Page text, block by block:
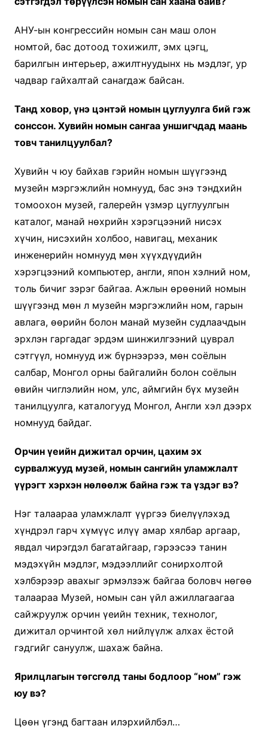
АНУ-ын конгрессийн номын сан маш олон
номтой, бас дотоод тохижилт, эмх цэгц,
барилгын интерьер, ажилтнуудынх нь мэдлэг, ур
чадвар гайхалтай санагдаж байсан.
Танд ховор, үнэ цэнтэй номын цуглуулга бий гэж
сонссон. Хувийн номын сангаа уншигчдад маань
товч танилцуулбал?
Хувийн ч юу байхав гэрийн номын шүүгээнд
музейн мэргэжлийн номнууд, бас энэ тэндхийн
томоохон музей, галерейн үзмэр цуглуулгын
каталог, манай нөхрийн хэрэгцээний нисэх
хүчин, нисэхийн холбоо, навигац, механик
инженерийн номнууд мөн хүүхдүүдийн
хэрэгцээний компьютер, англи, япон хэлний ном,
толь бичиг зэрэг байгаа. Ажлын өрөөний номын
шүүгээнд мөн л музейн мэргэжлийн ном, гарын
авлага, өөрийн болон манай музейн судлаачдын
эрхлэн гаргадаг эрдэм шинжилгээний цуврал
сэтгүүл, номнууд иж бүрнээрээ, мөн соёлын
салбар, Монгол орны байгалийн болон соёлын
өвийн чиглэлийн ном, улс, аймгийн бүх музейн
танилцуулга, каталогууд Монгол, Англи хэл дээрх
номнууд байдаг.
Орчин үеийн дижитал орчин, цахим эх
сурвалжууд музей, номын сангийн уламжлалт
үүрэгт хэрхэн нөлөөлж байна гэж та үздэг вэ?
Нэг талаараа уламжлалт үүргээ биелүүлэхэд
хүндрэл гарч хүмүүс илүү амар хялбар аргаар,
явдал чирэгдэл багатайгаар, гэрээсээ танин
мэдэхүйн мэдлэг, мэдээллийг сонирхолтой
хэлбэрээр авахыг эрмэлзэж байгаа боловч нөгөө
талаараа Музей, номын сан үйл ажиллагаагаа
сайжруулж орчин үеийн техник, технолог,
дижитал орчинтой хөл нийлүүлж алхах ёстой
гэдгийг сануулж, шахаж байна.
Ярилцлагын төгсгөлд таны бодлоор “ном” гэж
юу вэ?
Цөөн үгэнд багтаан илэрхийлбэл…